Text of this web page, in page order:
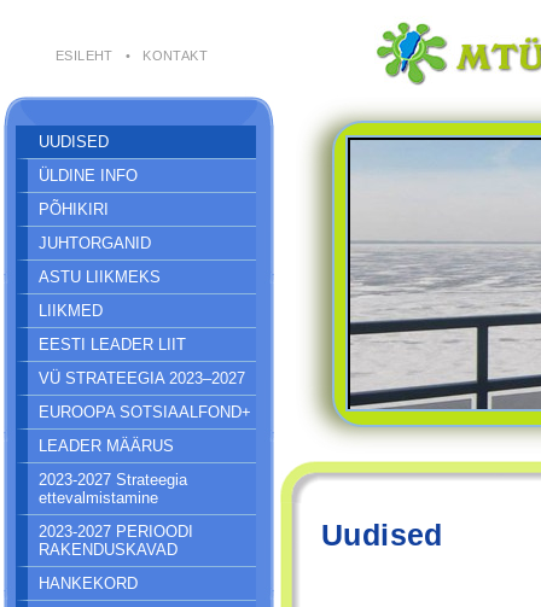
ESILEHT • KONTAKT
UUDISED
ÜLDINE INFO
PÕHIKIRI
JUHTORGANID
ASTU LIIKMEKS
LIIKMED
EESTI LEADER LIIT
VÜ STRATEEGIA 2023–2027
EUROOPA SOTSIAALFOND+
LEADER MÄÄRUS
2023-2027 Strateegia
ettevalmistamine
2023-2027 PERIOODI
RAKENDUSKAVAD
HANKEKORD
Uudised